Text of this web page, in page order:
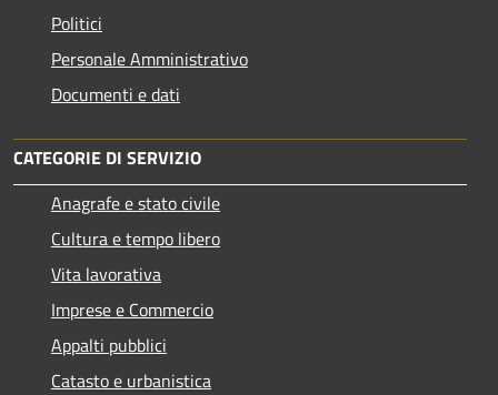
Politici
Personale Amministrativo
Documenti e dati
CATEGORIE DI SERVIZIO
Anagrafe e stato civile
Cultura e tempo libero
Vita lavorativa
Imprese e Commercio
Appalti pubblici
Catasto e urbanistica